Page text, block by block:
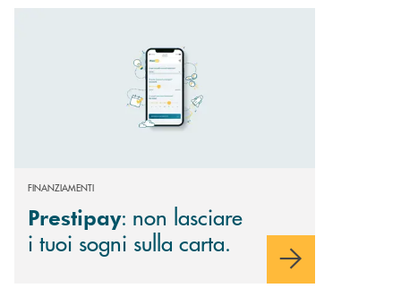
FINANZIAMENTI
Prestipay: non lasciare
i tuoi sogni sulla carta.